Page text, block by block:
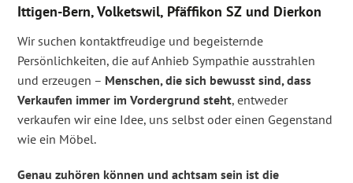
Ittigen-Bern, Volketswil, Pfäffikon SZ und Dierkon
Wir suchen kontaktfreudige und begeisternde
Persönlichkeiten, die auf Anhieb Sympathie ausstrahlen
und erzeugen – Menschen, die sich bewusst sind, dass
Verkaufen immer im Vordergrund steht, entweder
verkaufen wir eine Idee, uns selbst oder einen Gegenstand
wie ein Möbel.
Genau zuhören können und achtsam sein ist die